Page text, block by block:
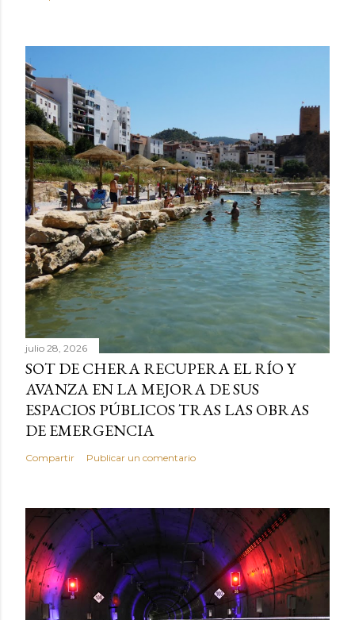
julio 28, 2026
SOT DE CHERA RECUPERA EL RÍO Y
AVANZA EN LA MEJORA DE SUS
ESPACIOS PÚBLICOS TRAS LAS OBRAS
DE EMERGENCIA
Compartir Publicar un comentario